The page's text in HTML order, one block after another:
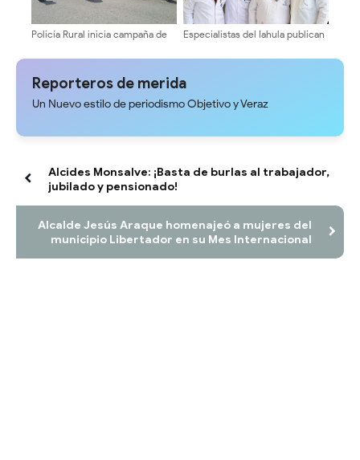
Policía Rural inicia campaña de
motorizados en la parroquia
Especialistas del Iahula publican
caso clínico sobre tumor
cerebral en bebé de cuatro
Reporteros de merida
Un Nuevo estilo de periodismo Objetivo y Veraz
Alcides Monsalve: ¡Basta de burlas al trabajador,
jubilado y pensionado!
Alcalde Jesús Araque homenajeó a mujeres del
municipio Libertador en su Mes Internacional